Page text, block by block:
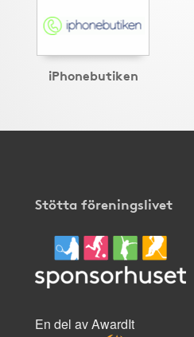
iPhonebutiken
Stötta föreningslivet
En del av AwardIt